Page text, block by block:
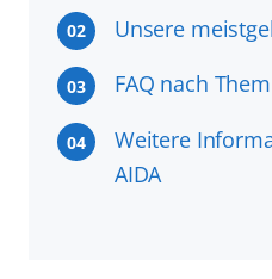
02 Unsere
03 FAQ nach
04
Weitere
AIDA